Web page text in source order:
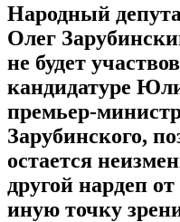
Народный
Олег
не будет
кандидатуре
премьер-
Зарубинского,
остается
другой нардеп
иную точку